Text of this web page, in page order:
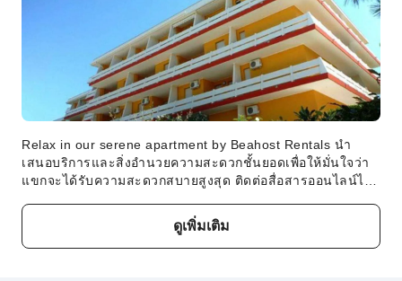
ค่าธรรมเนียมขึ้นอยู่กับประเภทห้อง จำนวนแขก และแพ็กเกจ
ที่พัก และบางค่าธรรมเนียมต้องชำระที่โรงแรม โปรดดูราย
ละเอียดในประเภทห้องและคำอธิบายแพ็กเกจ
Relax in our serene apartment by Beahost Rentals นำ
เสนอบริการและสิ่งอำนวยความสะดวกชั้นยอดเพื่อให้มั่นใจว่า
แขกจะได้รับความสะดวกสบายสูงสุด ติดต่อสื่อสารออนไลน์ได้
ผู้เข้าพัก ที่พักมีบริการแผนกต้อนรับ รวมทั้งบริการเจ้าหน้าที่คอน
เซียร์จ เพื่อรับประกันความพึงพอใจของผู้เข้าพัก ที่พักนี้ปลอด
บุหรี่โดยสิ้นเชิงที่ Relax in our serene apartment by Beahost
ดูเพิ่มเติม